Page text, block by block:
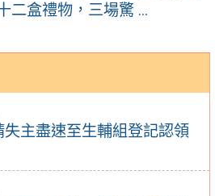
失主盡速至生輔組登記認領
二盒禮物，三場驚 ...